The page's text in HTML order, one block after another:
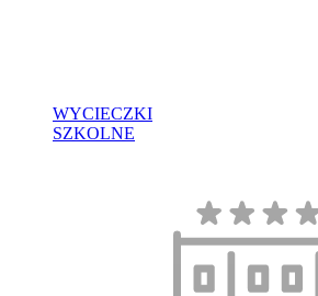
WYCIECZKI
SZKOLNE